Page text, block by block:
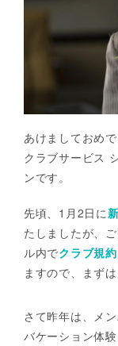
あけましておめで
クラブサービス
ンです。
先頃、1月2日に
たしましたが、
ル内でクラブ規
ますので、まず
さて昨年は、メ
バケーション体